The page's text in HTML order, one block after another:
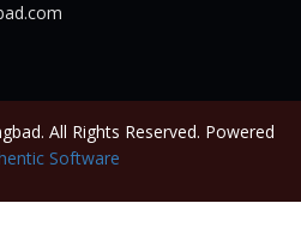
All Rights Reserved. Powered
Software